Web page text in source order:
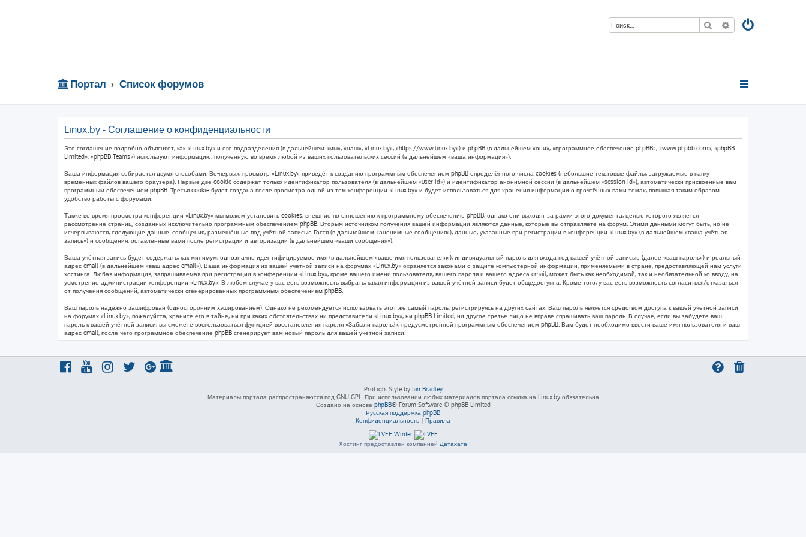
Поиск Расширенный
Портал Список форумов
Linux.by - Соглашение о конфиденциальности
Это соглашение подробно объясняет, как «Linux.by» и его подразделения (в дальнейшем «мы», «наш», «Linux.by», «https://www.linux.by») и phpBB (в дальнейшем «они», «программное обеспечение phpBB», «www.phpbb.com», «phpBB
Limited», «phpBB Teams») используют информацию, полученную во время любой из ваших пользовательских сессий (в дальнейшем «ваша информация»).
Ваша информация собирается двумя способами. Во-первых, просмотр «Linux.by» приведёт к созданию программным обеспечением phpBB определённого числа cookies (небольшие текстовые файлы, загружаемые в папку
временных файлов вашего браузера). Первые две cookie содержат только идентификатор пользователя (в дальнейшем «user-id») и идентификатор анонимной сессии (в дальнейшем «session-id»), автоматически присвоенные вам
программным обеспечением phpBB. Третья cookie будет создана после просмотра одной из тем конференции «Linux.by» и будет использоваться для хранения информации о прочтённых вами темах, повышая таким образом
удобство работы с форумами.
Также во время просмотра конференции «Linux.by» мы можем установить cookies, внешние по отношению к программному обеспечению phpBB, однако они выходят за рамки этого документа, целью которого является
рассмотрение страниц, созданных исключительно программным обеспечением phpBB. Вторым источником получения вашей информации являются данные, которые вы отправляете на форум. Этими данными могут быть, но не
исчерпываются, следующие данные: сообщения, размещённые под учётной записью Гостя (в дальнейшем «анонимные сообщения»), данные, указанные при регистрации в конференции «Linux.by» (в дальнейшем «ваша учётная
запись») и сообщения, оставленные вами после регистрации и авторизации (в дальнейшем «ваши сообщения»).
Ваша учётная запись будет содержать, как минимум, однозначно идентифицируемое имя (в дальнейшем «ваше имя пользователя»), индивидуальный пароль для входа под вашей учётной записью (далее «ваш пароль») и реальный
адрес email (в дальнейшем «ваш адрес email»). Ваша информация из вашей учётной записи на форумах «Linux.by» охраняется законами о защите компьютерной информации, применяемыми в стране, предоставляющей нам услуги
хостинга. Любая информация, запрашиваемая при регистрации в конференции «Linux.by», кроме вашего имени пользователя, вашего пароля и вашего адреса email, может быть как необходимой, так и необязательной ко вводу, на
усмотрение администрации конференции «Linux.by». В любом случае у вас есть возможность выбрать, какая информация из вашей учётной записи будет общедоступна. Кроме того, у вас есть возможность согласиться/отказаться
от получения сообщений, автоматически сгенерированных программным обеспечением phpBB.
Ваш пароль надёжно зашифрован (односторонним хэшированием). Однако не рекомендуется использовать этот же самый пароль, регистрируясь на других сайтах. Ваш пароль является средством доступа к вашей учётной записи
на форумах «Linux.by», пожалуйста, храните его в тайне, ни при каких обстоятельствах ни представители «Linux.by», ни phpBB Limited, ни другое третье лицо не вправе спрашивать ваш пароль. В случае, если вы забудете ваш
пароль к вашей учётной записи, вы сможете воспользоваться функцией восстановления пароля «Забыли пароль?», предусмотренной программным обеспечением phpBB. Вам будет необходимо ввести ваше имя пользователя и ваш
адрес email, после чего программное обеспечение phpBB сгенерирует вам новый пароль для вашей учётной записи.
ProLight Style by Ian Bradley
Материалы портала распространяются под GNU GPL. При использовании любых материалов портала ссылка на Linux.by обязательна
Создано на основе phpBB® Forum Software © phpBB Limited
Русская поддержка phpBB
Конфиденциальность | Правила
Хостинг предоставлен компанией Датахата